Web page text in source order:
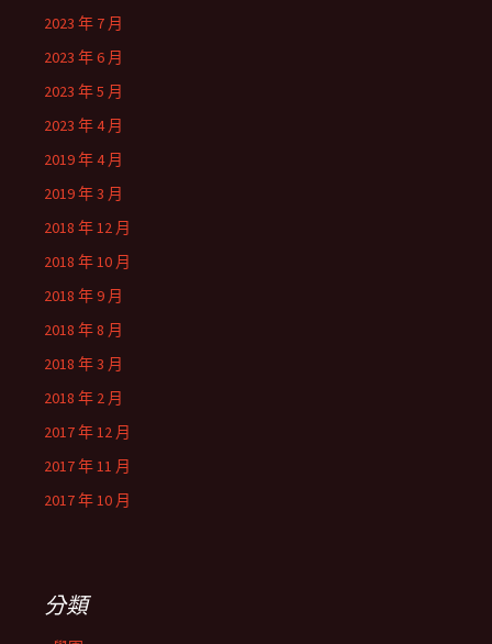
2023 年 7 月
2023 年 6 月
2023 年 5 月
2023 年 4 月
2019 年 4 月
2019 年 3 月
2018 年 12 月
2018 年 10 月
2018 年 9 月
2018 年 8 月
2018 年 3 月
2018 年 2 月
2017 年 12 月
2017 年 11 月
2017 年 10 月
分類